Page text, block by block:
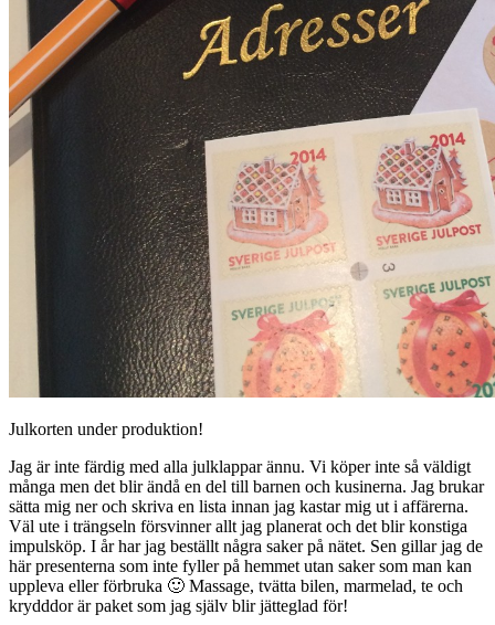
Julkorten under produktion!
Jag är inte färdig med alla julklappar ännu. Vi köper inte så väldigt
många men det blir ändå en del till barnen och kusinerna. Jag brukar
sätta mig ner och skriva en lista innan jag kastar mig ut i affärerna.
Väl ute i trängseln försvinner allt jag planerat och det blir konstiga
impulsköp. I år har jag beställt några saker på nätet. Sen gillar jag de
här presenterna som inte fyller på hemmet utan saker som man kan
uppleva eller förbruka 🙂 Massage, tvätta bilen, marmelad, te och
krydddor är paket som jag själv blir jätteglad för!